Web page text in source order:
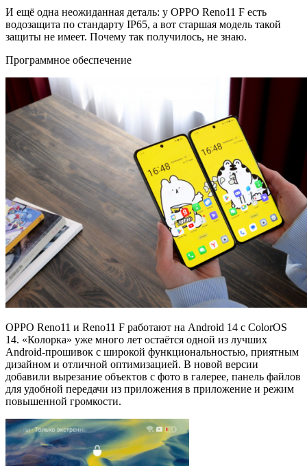
И ещё одна неожиданная деталь: у OPPO Reno11 F есть
водозащита по стандарту IP65, а вот старшая модель такой
защиты не имеет. Почему так получилось, не знаю.
Программное обеспечение
OPPO Reno11 и Reno11 F работают на Android 14 с ColorOS
14. «Колорка» уже много лет остаётся одной из лучших
Android-прошивок с широкой функциональностью, приятным
дизайном и отличной оптимизацией. В новой версии
добавили вырезание объектов с фото в галерее, панель файлов
для удобной передачи из приложения в приложение и режим
повышенной громкости.